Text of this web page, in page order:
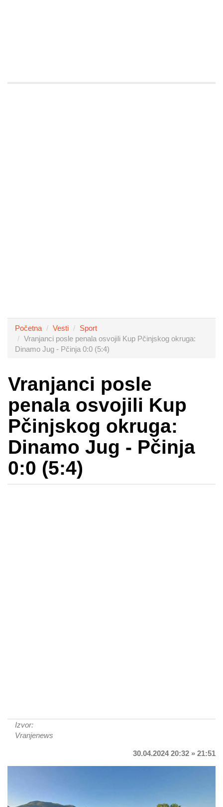
Početna Vesti
Sport
Vranjanci posle penala osvojili Kup Pčinjskog okruga:
Dinamo Jug - Pčinja 0:0 (5:4)
Vranjanci posle
penala osvojili Kup
Pčinjskog okruga:
Dinamo Jug - Pčinja
0:0 (5:4)
Izvor:
Vranjenews
30.04.2024 20:32 » 21:51